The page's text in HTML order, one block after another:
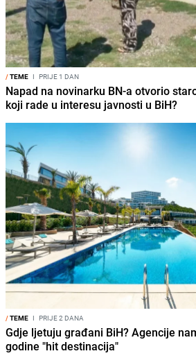
/TEME I PRIJE 1 DAN
Napad na novinarku BN-a otvorio
koji rade u interesu javnosti u BiH?
/TEME I PRIJE 2 DANA
Gdje ljetuju građani BiH? Agencije
godine "hit destinacija"